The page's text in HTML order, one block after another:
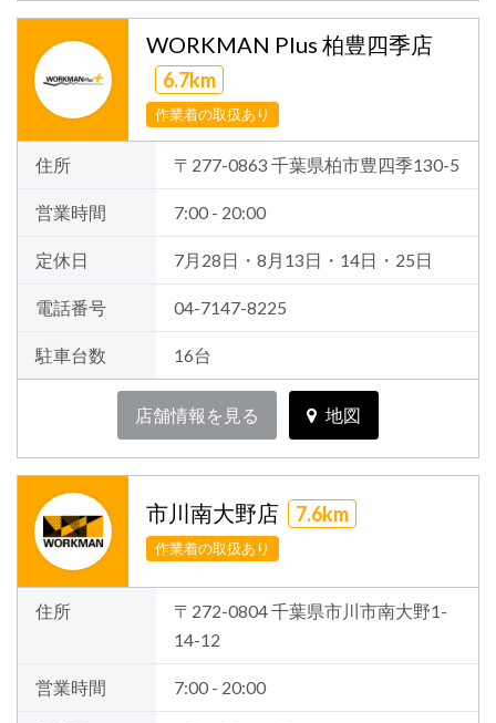
WORKMAN Plus 柏豊四季店
6.7km
作業着の取扱あり
住所 〒277-0863 千葉県柏市豊四季130-5
営業時間 7:00 - 20:00
定休日 7月28日・8月13日・14日・25日
電話番号 04-7147-8225
駐車台数 16台
店舗情報を見る 地図
市川南大野店 7.6km
作業着の取扱あり
住所
〒272-0804 千葉県市川市南大野1-
14-12
営業時間 7:00 - 20:00